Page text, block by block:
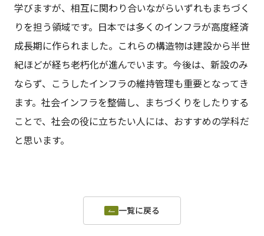
学びますが、相互に関わり合いながらいずれもまちづく
りを担う領域です。日本では多くのインフラが高度経済
成長期に作られました。これらの構造物は建設から半世
紀ほどが経ち老朽化が進んでいます。今後は、新設のみ
ならず、こうしたインフラの維持管理も重要となってき
ます。社会インフラを整備し、まちづくりをしたりする
ことで、社会の役に立ちたい人には、おすすめの学科だ
と思います。
一覧に戻る